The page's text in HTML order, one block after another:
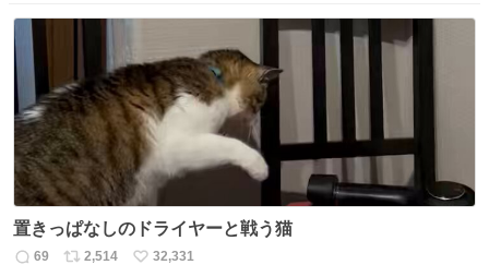
数
数
置きっぱなしのドライヤーと戦う猫
返
69
リ
2,514
い
32,331